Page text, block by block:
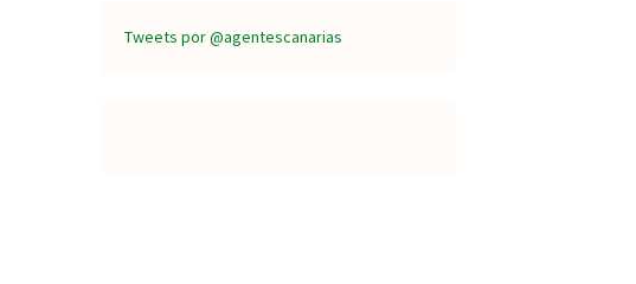
Tweets por @agentescanarias